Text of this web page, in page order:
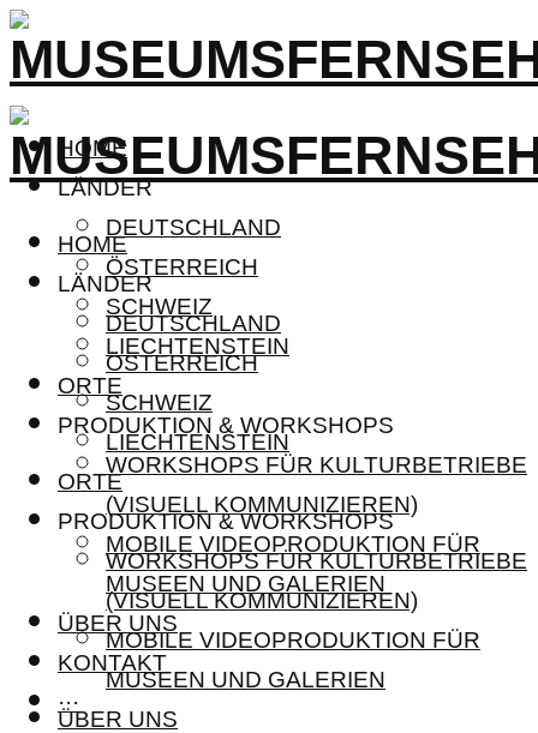
HOME
LÄNDER
DEUTSCHLAND
ÖSTERREICH
SCHWEIZ
LIECHTENSTEIN
ORTE
PRODUKTION & WORKSHOPS
WORKSHOPS FÜR KULTURBETRIEBE
(VISUELL KOMMUNIZIEREN)
MOBILE VIDEOPRODUKTION FÜR
MUSEEN UND GALERIEN
ÜBER UNS
KONTAKT
···
HOME
LÄNDER
DEUTSCHLAND
ÖSTERREICH
SCHWEIZ
LIECHTENSTEIN
ORTE
PRODUKTION & WORKSHOPS
WORKSHOPS FÜR KULTURBETRIEBE
(VISUELL KOMMUNIZIEREN)
MOBILE VIDEOPRODUKTION FÜR
MUSEEN UND GALERIEN
ÜBER UNS